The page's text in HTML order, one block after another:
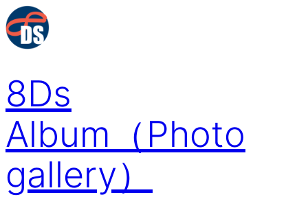
内
容
を
キ
ッ
プ
8Ds
Album（Photo
gallery）